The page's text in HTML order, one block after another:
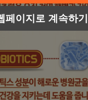
페이지로 계속하기